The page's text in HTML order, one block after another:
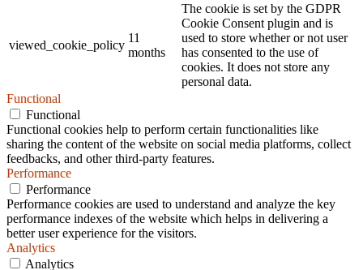
viewed_cookie_policy
11
months
The cookie is set by the GDPR
Cookie Consent plugin and is
used to store whether or not user
has consented to the use of
cookies. It does not store any
personal data.
Functional
Functional
Functional cookies help to perform certain functionalities like
sharing the content of the website on social media platforms, collect
feedbacks, and other third-party features.
Performance
Performance
Performance cookies are used to understand and analyze the key
performance indexes of the website which helps in delivering a
better user experience for the visitors.
Analytics
Analytics